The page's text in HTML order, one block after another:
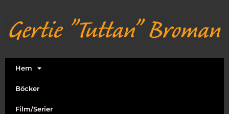
Hem
Böcker
Film/Serier